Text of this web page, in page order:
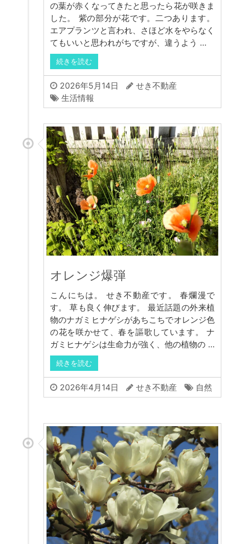
の葉が赤くなってきたと思ったら花が咲きま
した。 紫の部分が花です。二つあります。
エアプランツと言われ、さほど水をやらなく
てもいいと思われがちですが、違うよう …
続きを読む
2026年5月14日
せき不動産
生活情報
オレンジ爆弾
こんにちは。 せき不動産です。 春爛漫で
す。 草も良く伸びます。 最近話題の外来植
物のナガミヒナゲシがあちこちでオレンジ色
の花を咲かせて、春を謳歌しています。 ナ
ガミヒナゲシは生命力が強く、他の植物の …
続きを読む
2026年4月14日 せき不動産 自然